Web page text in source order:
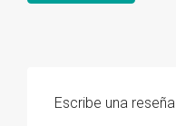
Escribe una reseña